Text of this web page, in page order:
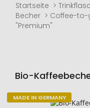
Startseite
Becher
Coffee-to-
"Premium"
Bio-
Zum
MADE IN GERMANY